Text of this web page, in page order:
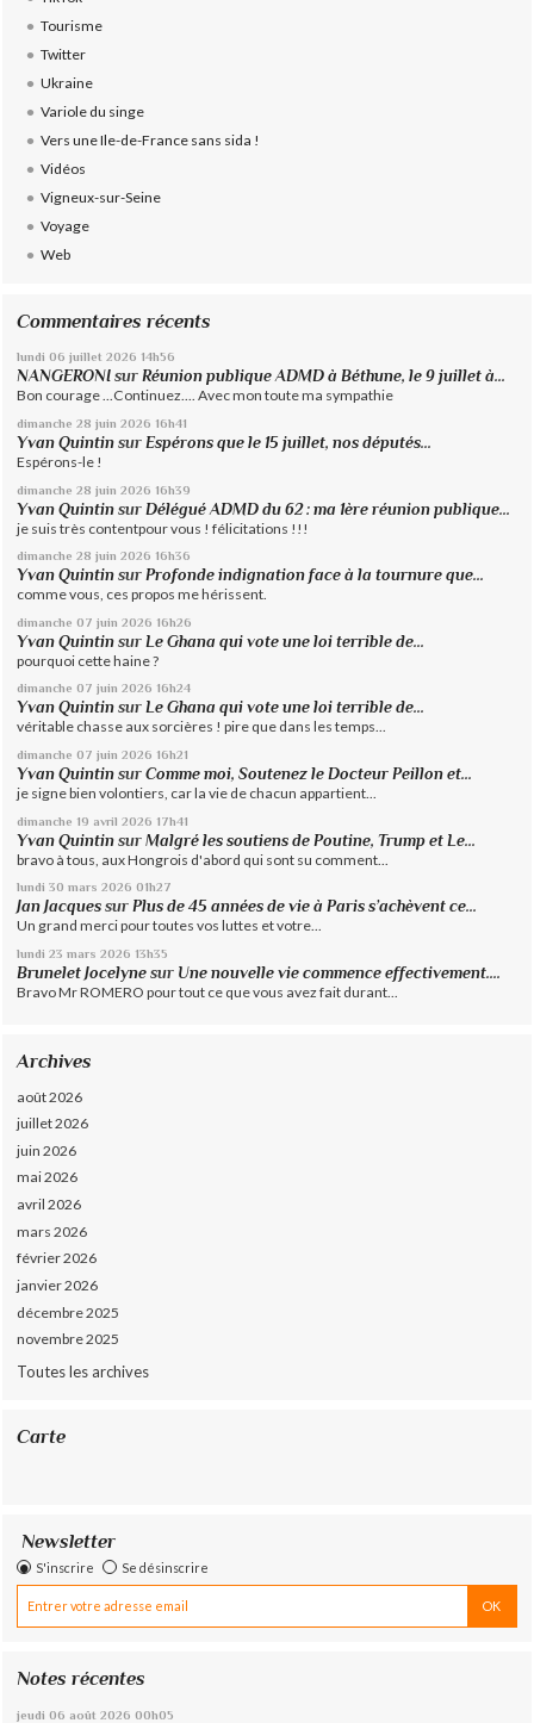
Tourisme
Twitter
Ukraine
Variole du singe
Vers une Ile-de-France sans sida !
Vidéos
Vigneux-sur-Seine
Voyage
Web
Commentaires récents
lundi 06 juillet 2026 14h56
NANGERONI surRéunion publique ADMD à Béthune, le 9 juillet à...
Bon courage ...Continuez.... Avec mon toute ma sympathie
dimanche 28 juin 2026 16h41
Yvan Quintin surEspérons que le 15 juillet, nos députés...
Espérons-le !
dimanche 28 juin 2026 16h39
Yvan Quintin surDélégué ADMD du 62 : ma 1ère réunion publique...
je suis très contentpour vous ! félicitations !!!
dimanche 28 juin 2026 16h36
Yvan Quintin surProfonde indignation face à la tournure que...
comme vous, ces propos me hérissent.
dimanche 07 juin 2026 16h26
Yvan Quintin sur Le Ghana qui vote une loi terrible de...
pourquoi cette haine ?
dimanche 07 juin 2026 16h24
Yvan Quintin surLe Ghana qui vote une loi terrible de...
véritable chasse aux sorcières ! pire que dans les temps...
dimanche 07 juin 2026 16h21
Yvan Quintin surComme moi, Soutenez le Docteur Peillon et...
je signe bien volontiers, car la vie de chacun appartient...
dimanche 19 avril 2026 17h41
Yvan Quintin surMalgré les soutiens de Poutine, Trump et Le...
bravo à tous, aux Hongrois d'abord qui sont su comment...
lundi 30 mars 2026 01h27
Jan Jacques surPlus de 45 années de vie à Paris s’achèvent ce...
Un grand merci pour toutes vos luttes et votre...
lundi 23 mars 2026 13h35
Brunelet Jocelyne sur Une nouvelle vie commence effectivement....
Bravo Mr ROMERO pour tout ce que vous avez fait durant...
Archives
août 2026
juillet 2026
juin 2026
mai 2026
avril 2026
mars 2026
février 2026
janvier 2026
décembre 2025
novembre 2025
Toutes les archives
Carte
Newsletter
S'inscrire Se désinscrire
Notes récentes
jeudi 06 août 2026 00h05